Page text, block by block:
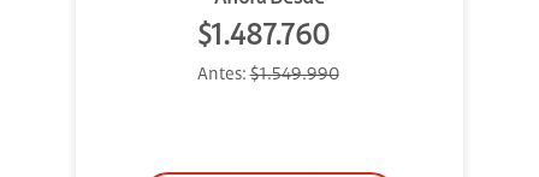
$1.487.760
Antes:$1.549.990